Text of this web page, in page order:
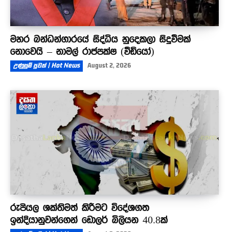
මහර බන්ධන්ගාරයේ සිද්ධිය හුදෙකලා සිදුවීමක්
නොවෙයි – නාමල් රාජපක්ෂ (වීඩියෝ)
උණුසුම් පුවත් | Hot News August 2, 2026
රුපියල ශක්තිමත් කිරීමට විදේශගත
ඉන්දියානුවන්ගෙන් ඩොලර් බිලියන 40.8ක්